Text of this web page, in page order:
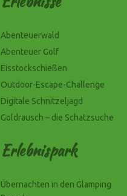
Abenteuerwald
Abenteuer Golf
Eisstockschießen
Outdoor-Escape-Challenge
Digitale Schnitzeljagd
Goldrausch – die Schatzsuche
Erlebnispark
Übernachten in den Glamping